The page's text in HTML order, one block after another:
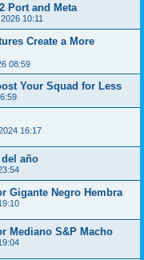
Port and Meta
10:11
Create a More
08:59
Your Squad for Less
16:17
año
Gigante Negro Hembra
Mediano S&P Macho